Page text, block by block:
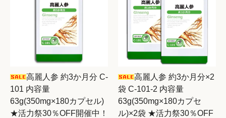
高麗人参 約3か月分 C-
101 内容量
63g(350mg×180カプセル)
★活力祭30％OFF開催中！
高麗人参 約3か月分×2
袋 C-101-2 内容量
63g(350mg×180カプセ
ル)×2袋 ★活力祭30％OFF